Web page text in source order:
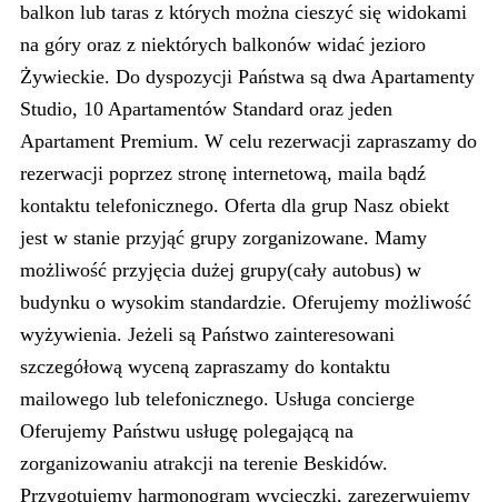
balkon lub taras z których można cieszyć się widokami
na góry oraz z niektórych balkonów widać jezioro
Żywieckie. Do dyspozycji Państwa są dwa Apartamenty
Studio, 10 Apartamentów Standard oraz jeden
Apartament Premium. W celu rezerwacji zapraszamy do
rezerwacji poprzez stronę internetową, maila bądź
kontaktu telefonicznego. Oferta dla grup Nasz obiekt
jest w stanie przyjąć grupy zorganizowane. Mamy
możliwość przyjęcia dużej grupy(cały autobus) w
budynku o wysokim standardzie. Oferujemy możliwość
wyżywienia. Jeżeli są Państwo zainteresowani
szczegółową wyceną zapraszamy do kontaktu
mailowego lub telefonicznego. Usługa concierge
Oferujemy Państwu usługę polegającą na
zorganizowaniu atrakcji na terenie Beskidów.
Przygotujemy harmonogram wycieczki, zarezerwujemy